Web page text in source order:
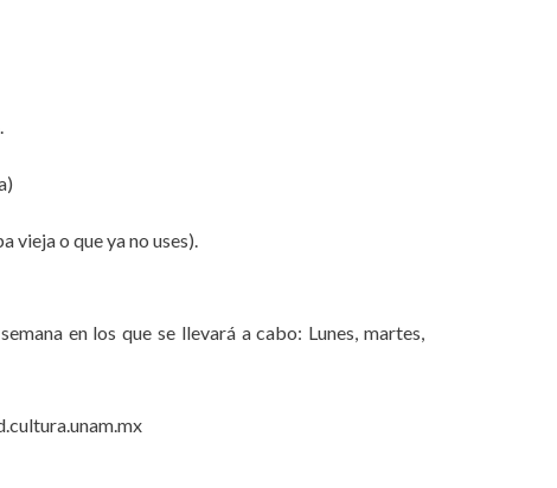
vieja o que ya no uses).
en los que se llevará a cabo: Lunes, martes,